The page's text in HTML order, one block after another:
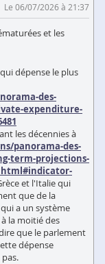
Le 06/07/2026 à 21:37
et les
dépense le plus
des-
expenditure-
les décennies à
panorama-des-
term-projections-
et l'Italie qui
que de la
a un système
la moitié des
que le parlement
dépense